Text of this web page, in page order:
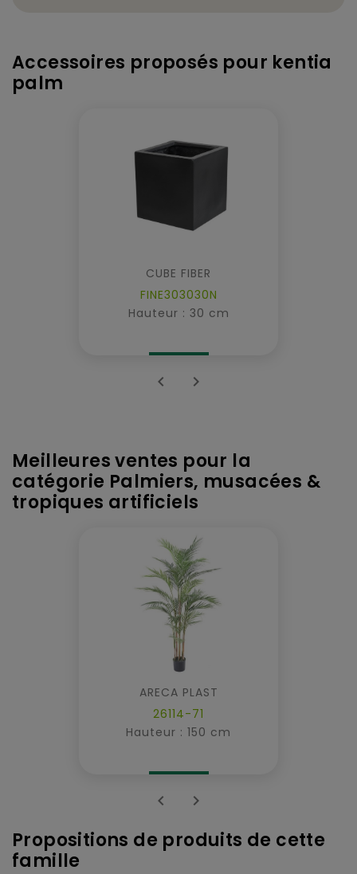
Accessoires proposés pour kentia
palm
CUBE FIBER
FINE303030N
Hauteur : 30 cm
 
Meilleures ventes pour la
catégorie Palmiers, musacées &
tropiques artificiels
ARECA PLAST
26114-71
Hauteur : 150 cm
 
Propositions de produits de cette
famille